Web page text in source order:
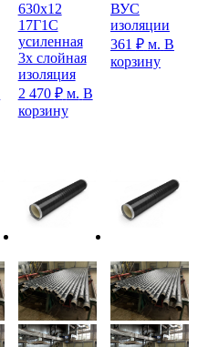
630х12
17Г1С
усиленная
3х слойная
изоляция
2 470 ₽ м. В
корзину
ВУС
изоляции
361 ₽ м. В
корзину